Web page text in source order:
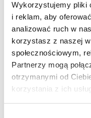
Wykorzystujemy pliki
i reklam, aby
analizować ruch w
korzystasz z naszej
społecznościowym,
Partnerzy mogą
otrzymanymi od
korzystania z ich
INNI KLIENCI